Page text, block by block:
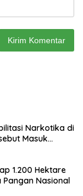
Narkotika di
Masuk
1.200 Hektare
Pangan Nasional